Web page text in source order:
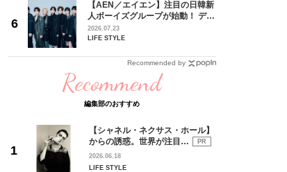
【AEN／エイエン】注目の日韓新
人ボーイズグループが始動！ デビ
ュー目前のフレッシュな面々を独
占インタビュー。7人の魅力に迫
2026.07.23
LIFE STYLE
Recommended by
Recommend
編集部のおすすめ
【シャネル・ネクサス・ホール】
からの誘惑。世界が注目…
PR
2026.06.18
LIFE STYLE